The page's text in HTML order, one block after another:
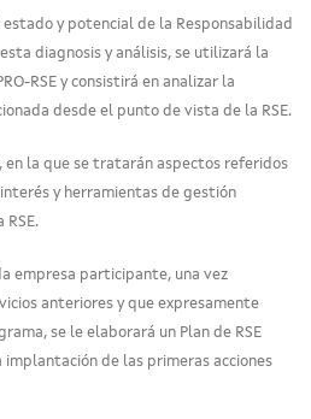
estado y potencial de la Responsabilidad
diagnosis y análisis, se utilizará la
RSE y consistirá en analizar la
desde el punto de vista de la RSE.
en la que se tratarán aspectos referidos
y herramientas de gestión
empresa participante, una vez
anteriores y que expresamente
se le elaborará un Plan de RSE
de las primeras acciones